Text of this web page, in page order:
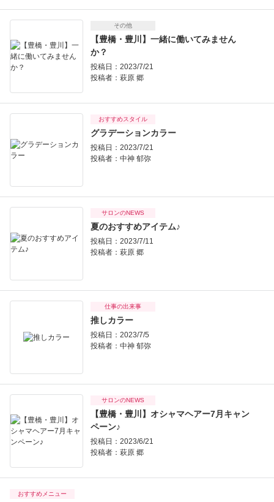
その他
【豊橋・豊川】一緒に働いてみません
か？
投稿日：2023/7/21
投稿者： 萩原 郷
おすすめスタイル
グラデーションカラー
投稿日：2023/7/21
投稿者： 中神 郁弥
サロンのNEWS
夏のおすすめアイテム♪
投稿日：2023/7/11
投稿者： 萩原 郷
仕事の出来事
推しカラー
投稿日：2023/7/5
投稿者： 中神 郁弥
サロンのNEWS
【豊橋・豊川】オシャマヘアー7月キャン
ペーン♪
投稿日：2023/6/21
投稿者： 萩原 郷
おすすめメニュー